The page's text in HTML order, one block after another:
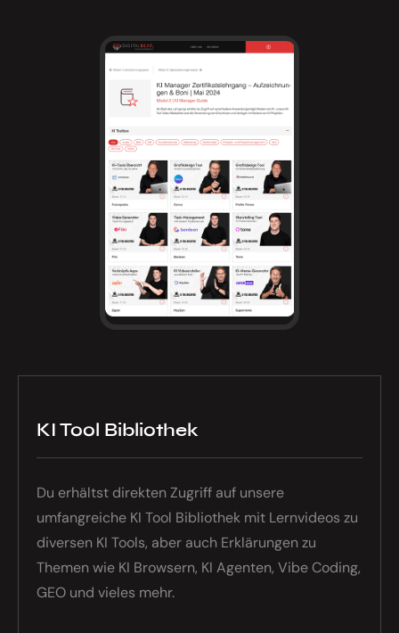
KI Tool Bibliothek
Du erhältst direkten Zugriff auf unsere
umfangreiche KI Tool Bibliothek mit Lernvideos zu
diversen KI Tools, aber auch Erklärungen zu
Themen wie KI Browsern, KI Agenten, Vibe Coding,
GEO und vieles mehr.